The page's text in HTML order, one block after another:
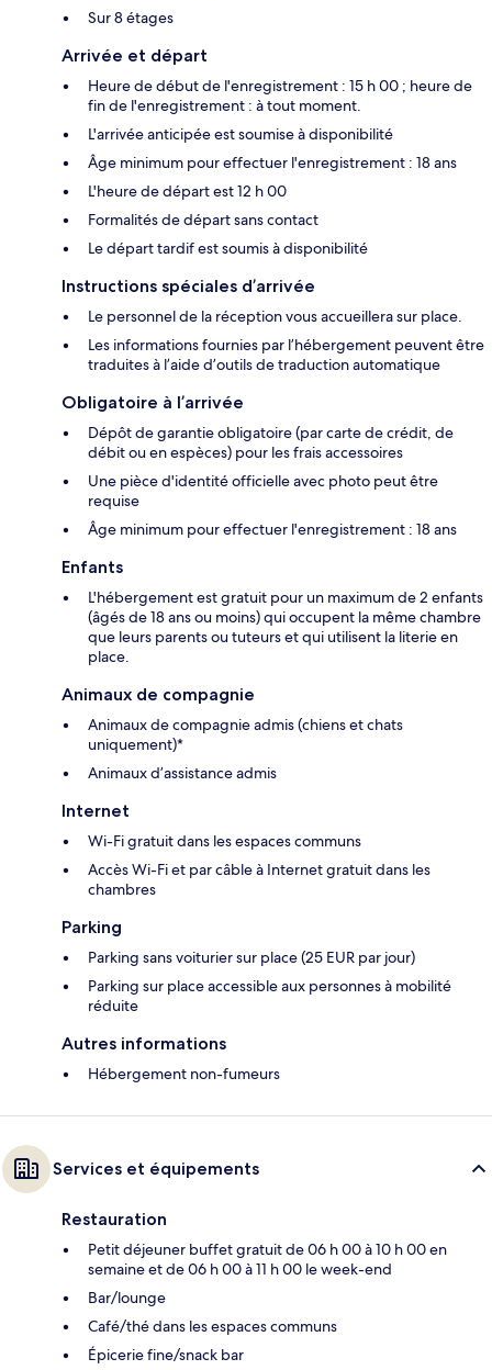
Sur 8 étages
Arrivée et départ
Heure de début de l'enregistrement : 15 h 00 ; heure de
fin de l'enregistrement : à tout moment.
L'arrivée anticipée est soumise à disponibilité
Âge minimum pour effectuer l'enregistrement : 18 ans
L'heure de départ est 12 h 00
Formalités de départ sans contact
Le départ tardif est soumis à disponibilité
Instructions spéciales d’arrivée
Le personnel de la réception vous accueillera sur place.
Les informations fournies par l’hébergement peuvent être
traduites à l’aide d’outils de traduction automatique
Obligatoire à l’arrivée
Dépôt de garantie obligatoire (par carte de crédit, de
débit ou en espèces) pour les frais accessoires
Une pièce d'identité officielle avec photo peut être
requise
Âge minimum pour effectuer l'enregistrement : 18 ans
Enfants
L'hébergement est gratuit pour un maximum de 2 enfants
(âgés de 18 ans ou moins) qui occupent la même chambre
que leurs parents ou tuteurs et qui utilisent la literie en
place.
Animaux de compagnie
Animaux de compagnie admis (chiens et chats
uniquement)*
Animaux d’assistance admis
Internet
Wi-Fi gratuit dans les espaces communs
Accès Wi-Fi et par câble à Internet gratuit dans les
chambres
Parking
Parking sans voiturier sur place (25 EUR par jour)
Parking sur place accessible aux personnes à mobilité
réduite
Autres informations
Hébergement non-fumeurs
Services et équipements
Restauration
Petit déjeuner buffet gratuit de 06 h 00 à 10 h 00 en
semaine et de 06 h 00 à 11 h 00 le week-end
Bar/lounge
Café/thé dans les espaces communs
Épicerie fine/snack bar